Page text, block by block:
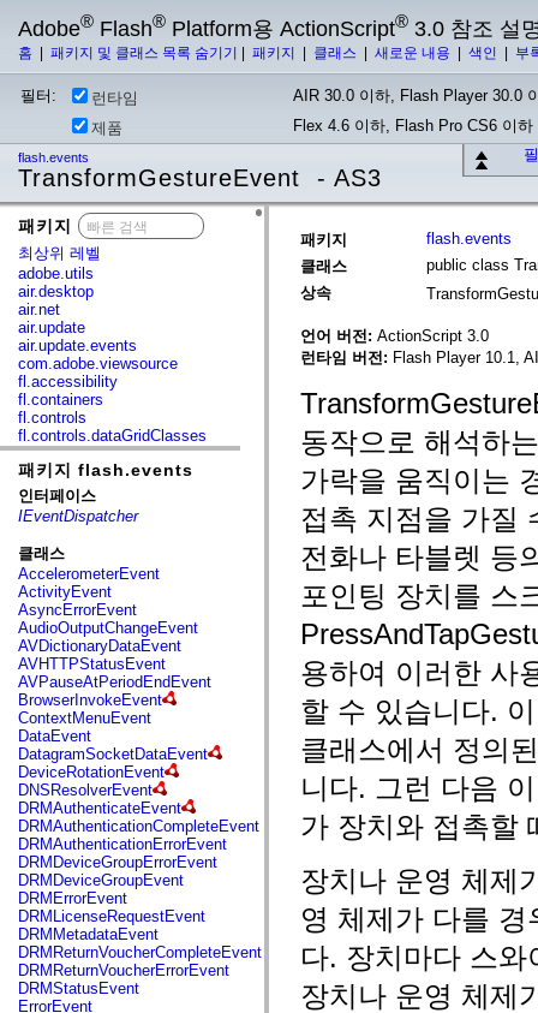
Adobe® Flash® Platform용 ActionScript® 3.0 참조 설
홈 패키지 및 클래스 목록 숨기기 패키지 클래스 새로운 내용 색인 부
필터: 런타임
AIR 30.0 이하, Flash Player 30.0
제품
Flex 4.6 이하, Flash Pro CS6 이하
flash.events
TransformGestureEvent - AS3
패키지
최상위 레벨
adobe.utils
air.desktop
air.net
air.update
air.update.events
com.adobe.viewsource
fl.accessibility
fl.containers
fl.controls
fl.controls.dataGridClasses
fl.controls.listClasses
fl.controls.progressBarClasses
fl.core
fl.data
fl.display
fl.events
fl.ik
fl.lang
fl.livepreview
fl.managers
fl.motion
fl.motion.easing
fl.rsl
fl.text
fl.transitions
fl.transitions.easing
fl.video
flash.accessibility
flash.concurrent
flash.crypto
flash.data
flash.desktop
flash.display
flash.display3D
flash.display3D.textures
flash.errors
flash.events
flash.external
flash.filesystem
flash.filters
flash.geom
패키지 flash.events
인터페이스
IEventDispatcher
클래스
AccelerometerEvent
ActivityEvent
AsyncErrorEvent
AudioOutputChangeEvent
AVDictionaryDataEvent
AVHTTPStatusEvent
AVPauseAtPeriodEndEvent
BrowserInvokeEvent
ContextMenuEvent
DataEvent
DatagramSocketDataEvent
DeviceRotationEvent
DNSResolverEvent
DRMAuthenticateEvent
DRMAuthenticationCompleteEvent
DRMAuthenticationErrorEvent
DRMDeviceGroupErrorEvent
DRMDeviceGroupEvent
DRMErrorEvent
DRMLicenseRequestEvent
DRMMetadataEvent
DRMReturnVoucherCompleteEvent
DRMReturnVoucherErrorEvent
DRMStatusEvent
ErrorEvent
패키지
flash.events
클래스
public class
상속
언어 버전: ActionScript 3.0
런타임 버전: Flash Player 10.1,
동작으로 해석하
가락을 움직이는
접촉 지점을 가질
전화나 타블렛 등
포인팅 장치를 스
용하여 이러한 사
할 수 있습니다.
클래스에서 정의
니다. 그런 다음
가 장치와 접촉할
장치나 운영 체제
영 체제가 다를
다. 장치마다 스
장치나 운영 체제